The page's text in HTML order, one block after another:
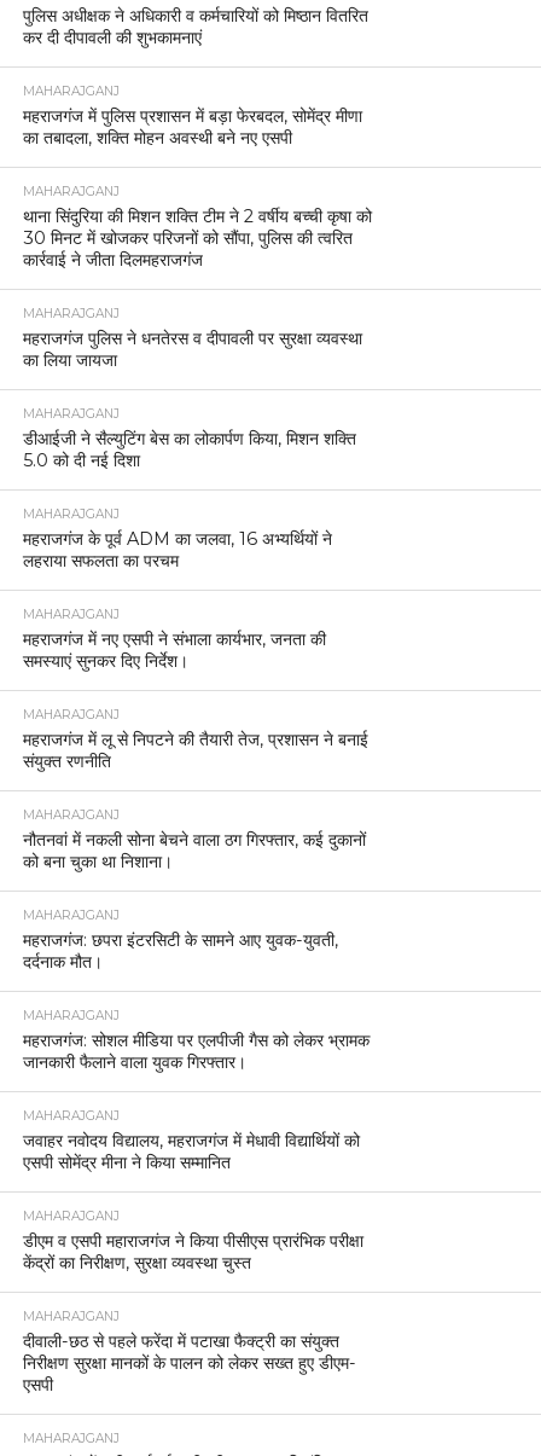
पुलिस अधीक्षक ने अधिकारी व कर्मचारियों को मिष्ठान वितरित
कर दी दीपावली की शुभकामनाएं
MAHARAJGANJ
महराजगंज में पुलिस प्रशासन में बड़ा फेरबदल, सोमेंद्र मीणा
का तबादला, शक्ति मोहन अवस्थी बने नए एसपी
MAHARAJGANJ
थाना सिंदुरिया की मिशन शक्ति टीम ने 2 वर्षीय बच्ची कृषा को
30 मिनट में खोजकर परिजनों को सौंपा, पुलिस की त्वरित
कार्रवाई ने जीता दिलमहराजगंज
MAHARAJGANJ
महराजगंज पुलिस ने धनतेरस व दीपावली पर सुरक्षा व्यवस्था
का लिया जायजा
MAHARAJGANJ
डीआईजी ने सैल्युटिंग बेस का लोकार्पण किया, मिशन शक्ति
5.0 को दी नई दिशा
MAHARAJGANJ
महराजगंज के पूर्व ADM का जलवा, 16 अभ्यर्थियों ने
लहराया सफलता का परचम
MAHARAJGANJ
महराजगंज में नए एसपी ने संभाला कार्यभार, जनता की
समस्याएं सुनकर दिए निर्देश।
MAHARAJGANJ
महराजगंज में लू से निपटने की तैयारी तेज, प्रशासन ने बनाई
संयुक्त रणनीति
MAHARAJGANJ
नौतनवां में नकली सोना बेचने वाला ठग गिरफ्तार, कई दुकानों
को बना चुका था निशाना।
MAHARAJGANJ
महराजगंज: छपरा इंटरसिटी के सामने आए युवक-युवती,
दर्दनाक मौत।
MAHARAJGANJ
महराजगंज: सोशल मीडिया पर एलपीजी गैस को लेकर भ्रामक
जानकारी फैलाने वाला युवक गिरफ्तार।
MAHARAJGANJ
जवाहर नवोदय विद्यालय, महराजगंज में मेधावी विद्यार्थियों को
एसपी सोमेंद्र मीना ने किया सम्मानित
MAHARAJGANJ
डीएम व एसपी महाराजगंज ने किया पीसीएस प्रारंभिक परीक्षा
केंद्रों का निरीक्षण, सुरक्षा व्यवस्था चुस्त
MAHARAJGANJ
दीवाली-छठ से पहले फरेंदा में पटाखा फैक्ट्री का संयुक्त
निरीक्षण सुरक्षा मानकों के पालन को लेकर सख्त हुए डीएम-
एसपी
MAHARAJGANJ